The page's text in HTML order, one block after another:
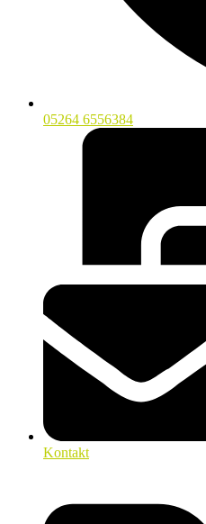
05264 6556384
Kontakt